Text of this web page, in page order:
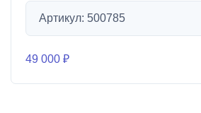
Артикул: 500785
49 000 ₽